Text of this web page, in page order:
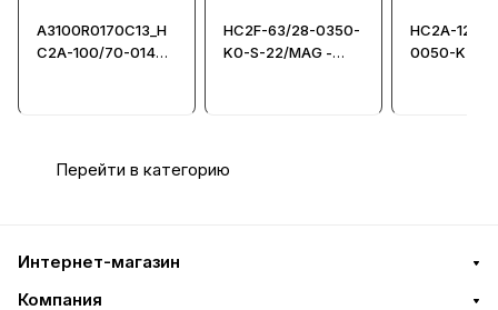
A3100R0170C13_H
C2A-100/70-0140-
HC2F-63/28-0350-
K0-S-22/MAG -
HC2A-125/
0050-K3-S-
Перейти в категорию
Интернет-магазин
Компания